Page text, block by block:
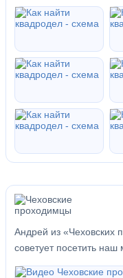
Андрей из «Чеховских
советует посетить наш